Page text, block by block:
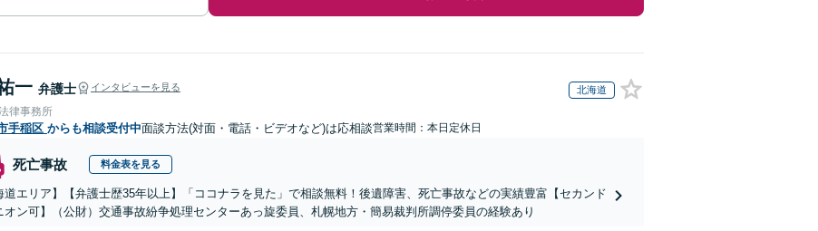
一 弁護士 インタビューを見る 北海道
律事務所
手稲区 からも相談受付中面談方法(対面・電話・ビデオなど)は応相談営業時間：本日定休日
死亡事故 料金表を見る
道エリア】【弁護士歴35年以上】「ココナラを見た」で相談無料！後遺障害、死亡事故などの実績豊富【セカンド
オン可】（公財）交通事故紛争処理センターあっ旋委員、札幌地方・簡易裁判所調停委員の経験あり